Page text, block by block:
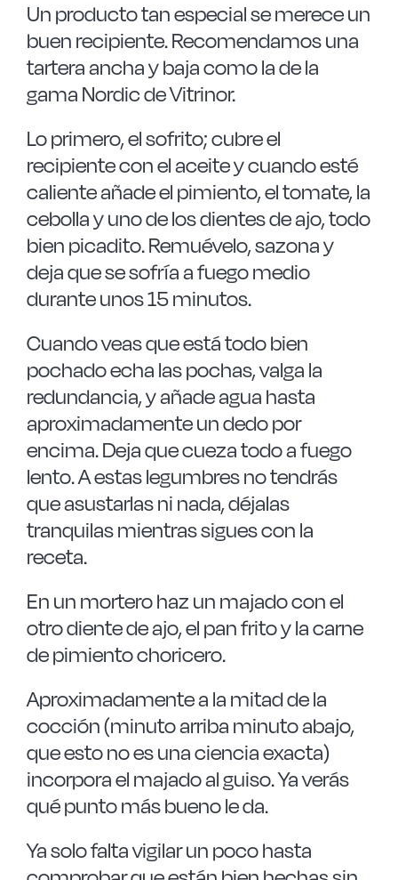
Un producto tan especial se merece un
buen recipiente. Recomendamos una
tartera ancha y baja como la de la
gama Nordic de Vitrinor.
Lo primero, el sofrito; cubre el
recipiente con el aceite y cuando esté
caliente añade el pimiento, el tomate, la
cebolla y uno de los dientes de ajo, todo
bien picadito. Remuévelo, sazona y
deja que se sofría a fuego medio
durante unos 15 minutos.
Cuando veas que está todo bien
pochado echa las pochas, valga la
redundancia, y añade agua hasta
aproximadamente un dedo por
encima. Deja que cueza todo a fuego
lento. A estas legumbres no tendrás
que asustarlas ni nada, déjalas
tranquilas mientras sigues con la
receta.
En un mortero haz un majado con el
otro diente de ajo, el pan frito y la carne
de pimiento choricero.
Aproximadamente a la mitad de la
cocción (minuto arriba minuto abajo,
que esto no es una ciencia exacta)
incorpora el majado al guiso. Ya verás
qué punto más bueno le da.
Ya solo falta vigilar un poco hasta